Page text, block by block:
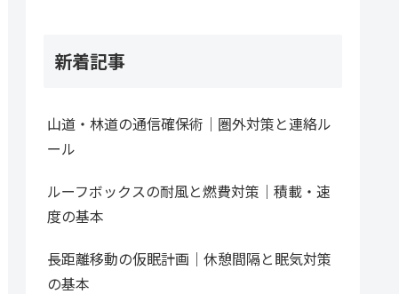
新着記事
山道・林道の通信確保術｜圏外対策と連絡ル
ール
ルーフボックスの耐風と燃費対策｜積載・速
度の基本
長距離移動の仮眠計画｜休憩間隔と眠気対策
の基本